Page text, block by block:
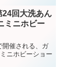
24回大洗あん
ミニホビー
開催される、ガ
ニホビーショー